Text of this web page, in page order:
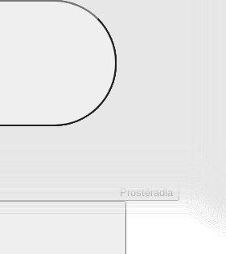
Prostěradla